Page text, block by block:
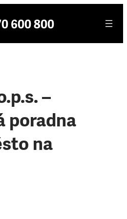
600 800
–
poradna
na